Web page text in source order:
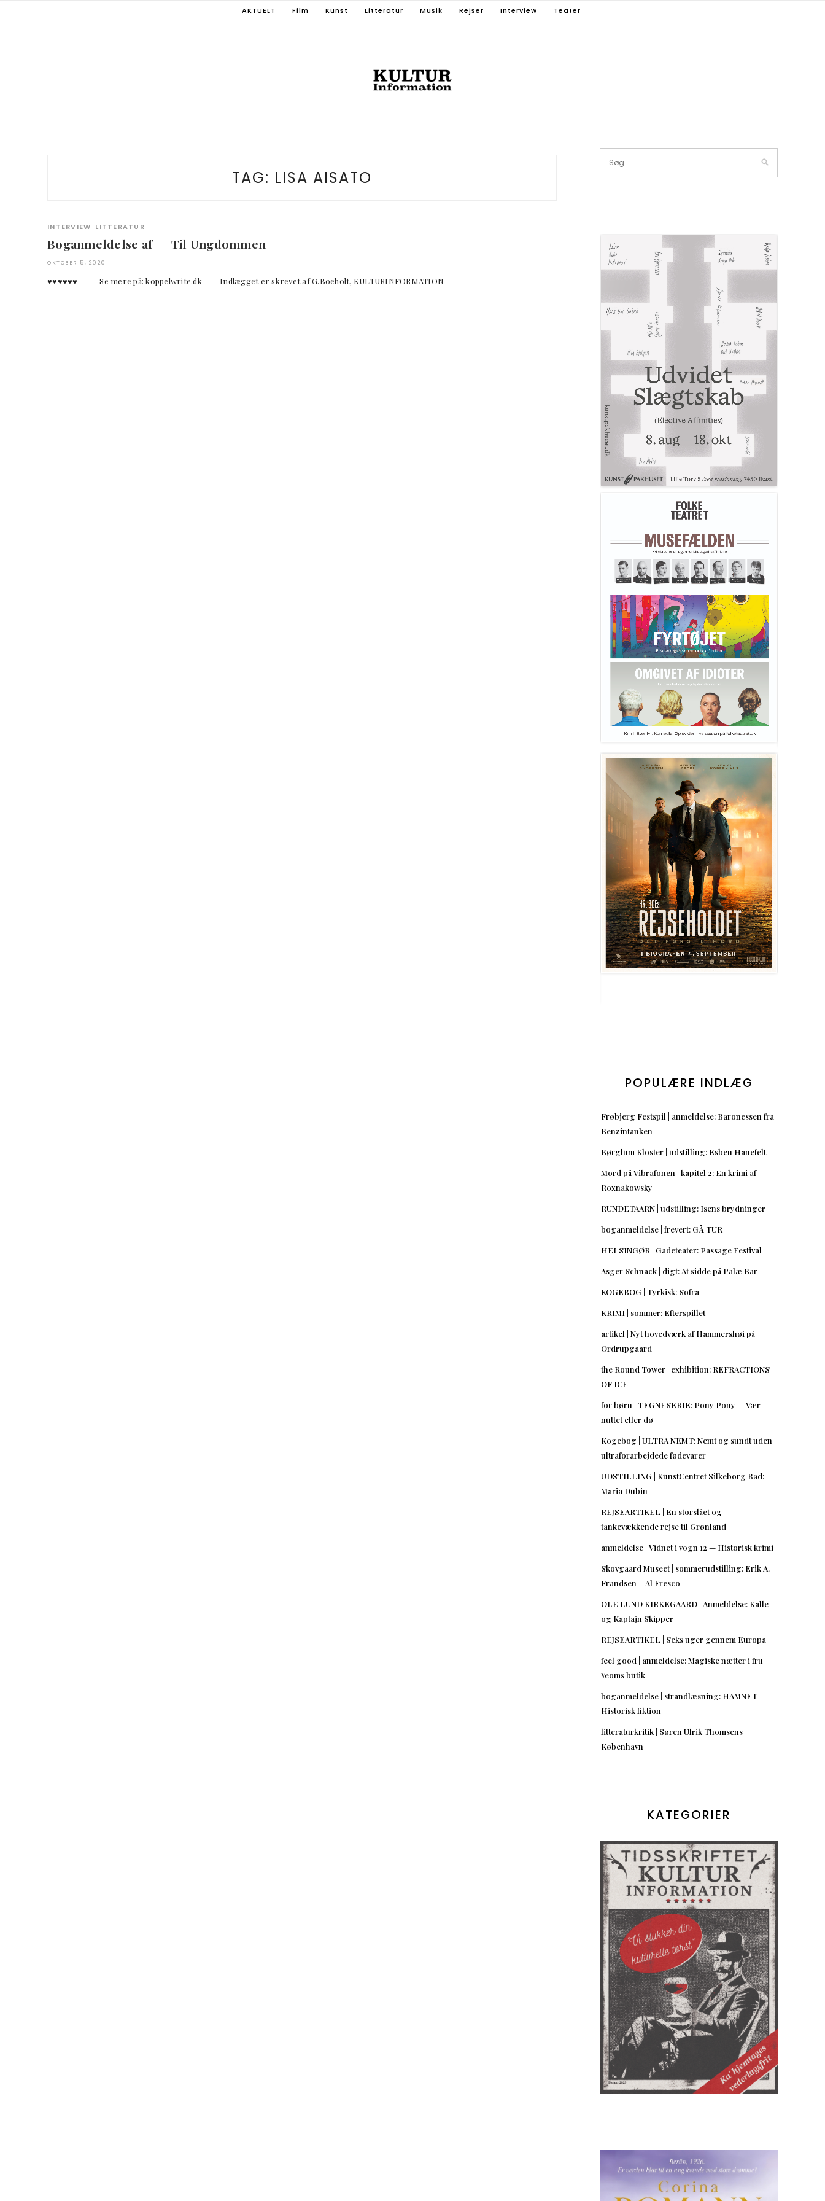
AKTUELT Film Kunst Litteratur Musik Rejser Interview Teater
TAG: LISA AISATO
INTERVIEW LITTERATUR
Boganmeldelse af Til Ungdommen
OKTOBER 5, 2020
♥︎♥︎♥︎♥︎♥︎♥︎ Se mere på: koppelwrite.dk Indlægget er skrevet af G.Boeholt, KULTURINFORMATION
POPULÆRE INDLÆG
Frøbjerg Festspil | anmeldelse: Baronessen fra
Benzintanken
Børglum Kloster | udstilling: Esben Hanefelt
Mord på Vibrafonen | kapitel 2: En krimi af
Roxnakowsky
RUNDETAARN | udstilling: Isens brydninger
boganmeldelse | frevert: GÅ TUR
HELSINGØR | Gadeteater: Passage Festival
Asger Schnack | digt: At sidde på Palæ Bar
KOGEBOG | Tyrkisk: Sofra
KRIMI | sommer: Efterspillet
artikel | Nyt hovedværk af Hammershøi på
Ordrupgaard
the Round Tower | exhibition: REFRACTIONS
OF ICE
for børn | TEGNESERIE: Pony Pony — Vær
nuttet eller dø
Kogebog | ULTRA NEMT: Nemt og sundt uden
ultraforarbejdede fødevarer
UDSTILLING | KunstCentret Silkeborg Bad:
Maria Dubin
REJSEARTIKEL | En storslået og
tankevækkende rejse til Grønland
anmeldelse | Vidnet i vogn 12 — Historisk krimi
Skovgaard Museet | sommerudstilling: Erik A.
Frandsen – Al Fresco
OLE LUND KIRKEGAARD | Anmeldelse: Kalle
og Kaptajn Skipper
REJSEARTIKEL | Seks uger gennem Europa
feel good | anmeldelse: Magiske nætter i fru
Yeoms butik
boganmeldelse | strandlæsning: HAMNET —
Historisk fiktion
litteraturkritik | Søren Ulrik Thomsens
København
KATEGORIER